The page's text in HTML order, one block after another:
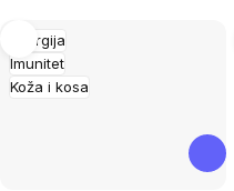
Energija
Imunitet
Koža i kosa